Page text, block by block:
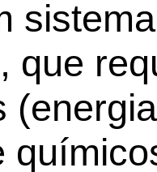
que